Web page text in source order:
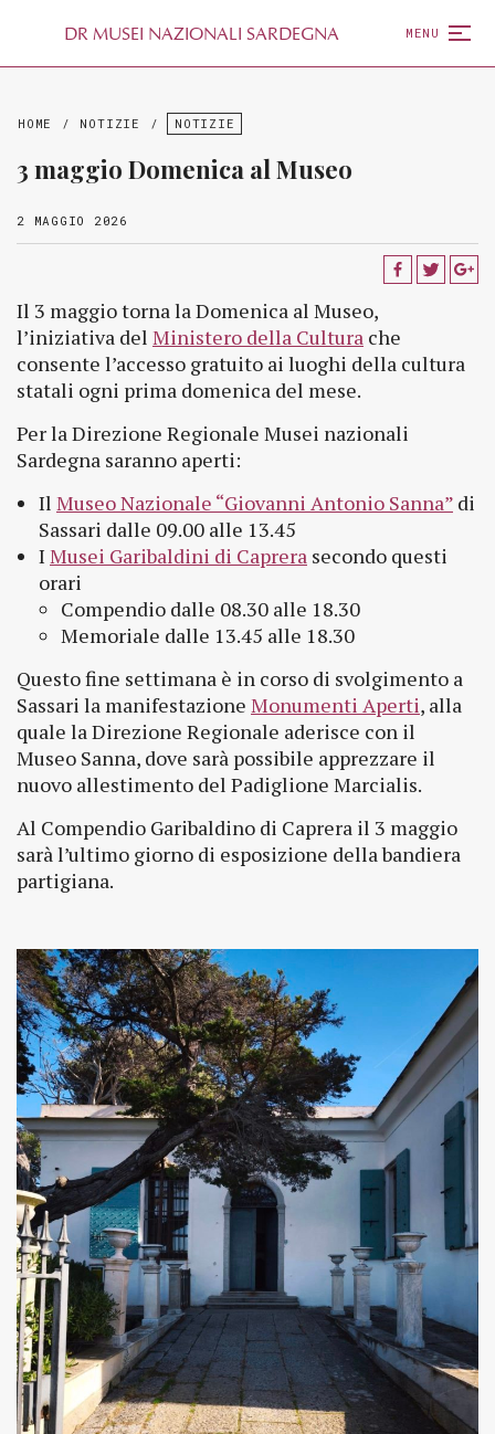
DR MUSEI NAZIONALI SARDEGNA MENU
HOME / NOTIZIE / NOTIZIE
3 maggio Domenica al Museo
2 MAGGIO 2026
Il 3 maggio torna la Domenica al Museo,
l’iniziativa del Ministero della Cultura che
consente l’accesso gratuito ai luoghi della cultura
statali ogni prima domenica del mese.
Per la Direzione Regionale Musei nazionali
Sardegna saranno aperti:
Il Museo Nazionale “Giovanni Antonio Sanna” di
Sassari dalle 09.00 alle 13.45
I Musei Garibaldini di Caprera secondo questi
orari
Compendio dalle 08.30 alle 18.30
Memoriale dalle 13.45 alle 18.30
Questo fine settimana è in corso di svolgimento a
Sassari la manifestazione Monumenti Aperti, alla
quale la Direzione Regionale aderisce con il
Museo Sanna, dove sarà possibile apprezzare il
nuovo allestimento del Padiglione Marcialis.
Al Compendio Garibaldino di Caprera il 3 maggio
sarà l’ultimo giorno di esposizione della bandiera
partigiana.